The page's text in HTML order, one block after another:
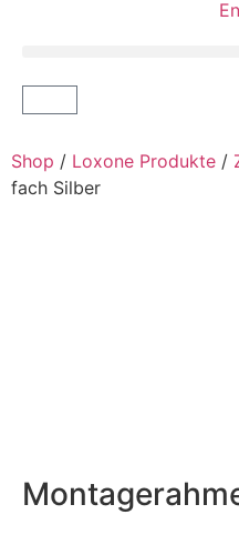
Shop / Loxone Produkte /
fach Silber